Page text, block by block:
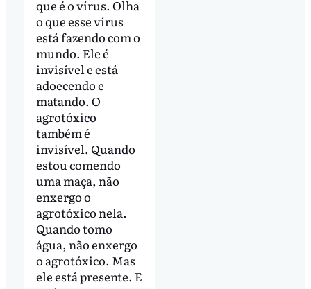
que é o vírus. Olha
o que esse vírus
está fazendo com o
mundo. Ele é
invisível e está
adoecendo e
matando. O
agrotóxico
também é
invisível. Quando
estou comendo
uma maça, não
enxergo o
agrotóxico nela.
Quando tomo
água, não enxergo
o agrotóxico. Mas
ele está presente. E